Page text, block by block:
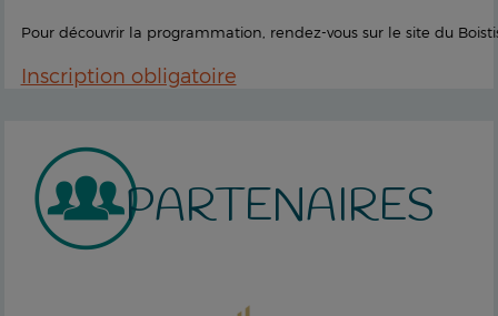
Pour découvrir la programmation, rendez-vous sur le site du
Inscription obligatoire
PARTENAIRES